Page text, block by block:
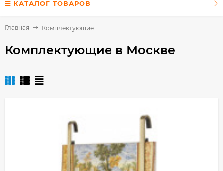
КАТАЛОГ ТОВАРОВ
Главная Комплектующие
Комплектующие в Москве